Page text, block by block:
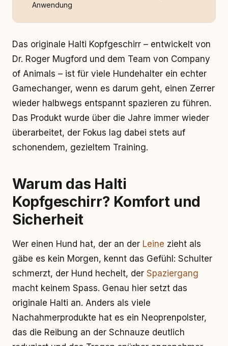
Anwendung
Das originale Halti Kopfgeschirr – entwickelt von
Dr. Roger Mugford und dem Team von Company
of Animals – ist für viele Hundehalter ein echter
Gamechanger, wenn es darum geht, einen Zerrer
wieder halbwegs entspannt spazieren zu führen.
Das Produkt wurde über die Jahre immer wieder
überarbeitet, der Fokus lag dabei stets auf
schonendem, gezieltem Training.
Warum das Halti
Kopfgeschirr? Komfort und
Sicherheit
Wer einen Hund hat, der an der Leine zieht als
gäbe es kein Morgen, kennt das Gefühl: Schulter
schmerzt, der Hund hechelt, der Spaziergang
macht keinem Spass. Genau hier setzt das
originale Halti an. Anders als viele
Nachahmerprodukte hat es ein Neoprenpolster,
das die Reibung an der Schnauze deutlich